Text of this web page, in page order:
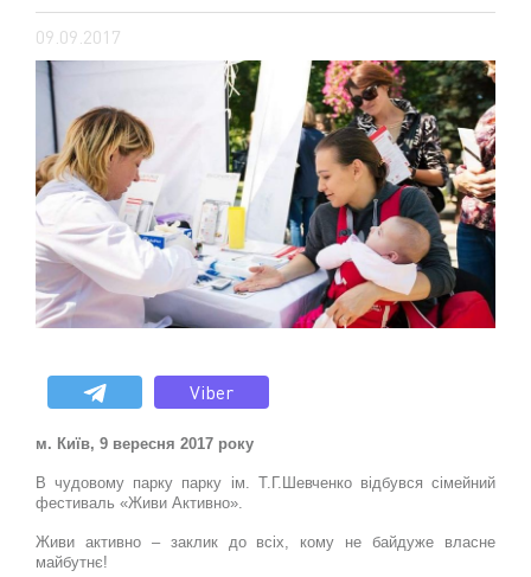
09.09.2017
Viber
м. Київ, 9 вересня 2017 року
В чудовому парку парку ім. Т.Г.Шевченко відбувся сімейний
фестиваль «Живи Активно».
Живи активно – заклик до всіх, кому не байдуже власне
майбутнє!